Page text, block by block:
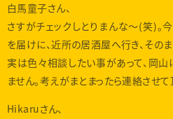
白馬童子さん、
さすがチェックしとりまんな～(笑)。
を届けに、近所の居酒屋へ行き、その
実は色々相談したい事があって、岡
ません。考えがまとまったら連絡させて
Hikaruさん、